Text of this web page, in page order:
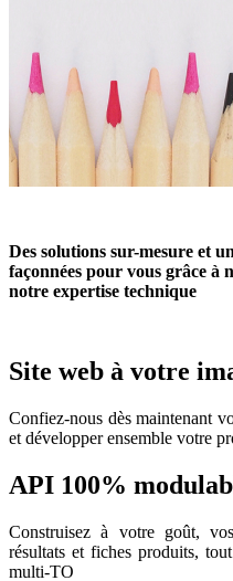
Des solutions sur-mesure et
façonnées pour vous grâce à
notre expertise technique
Site web à votre
Confiez-nous dès maintenant
et développer ensemble votre
API 100%
Construisez à votre goût,
résultats et fiches produits,
multi-TO